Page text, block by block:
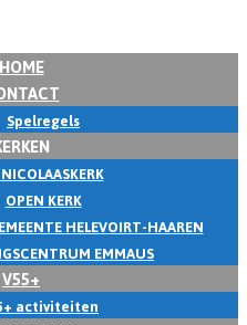
Spelregels
OPEN KERK
HELEVOIRT-HAAREN
EMMAUS
V55+
activiteiten